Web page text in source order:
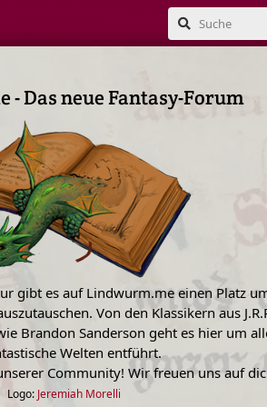
- Das neue Fantasy-Forum
gibt es auf Lindwurm.me einen Platz
Von den Klassikern aus
Brandon Sanderson geht es hier um
Welten entführt.
Community! Wir freuen uns auf
Logo: Jeremiah Morelli